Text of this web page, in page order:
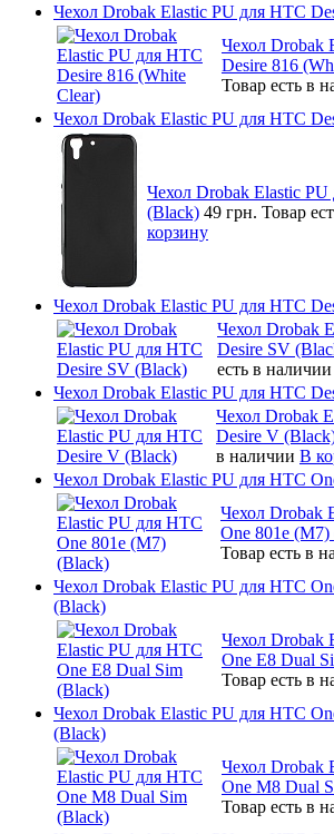
Чехол Drobak Elastic PU для HTC
Чехол Drobak
Desire 816
Товар есть в
Чехол Drobak Elastic PU для HTC
Чехол Drobak Elastic
(Black) 49 грн. Товар
корзину
Чехол Drobak Elastic PU для HTC
Чехол Drobak
Desire SV
есть в наличии
Чехол Drobak Elastic PU для HTC
Чехол Drobak
Desire V
в наличии В
Чехол Drobak Elastic PU для HTC
Чехол Drobak
One 801e
Товар есть в
Чехол Drobak Elastic PU для HTC
(Black)
Чехол Drobak
One E8 Dual
Товар есть в
Чехол Drobak Elastic PU для HTC
(Black)
Чехол Drobak
One M8 Dual
Товар есть в